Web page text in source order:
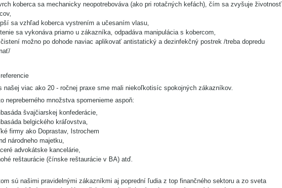
koberca sa mechanicky neopotrebováva (ako pri rotačných kefách), čím sa zvyšuje životnosť
sa vzhľad koberca vystrením a učesaním vlasu,
sa vykonáva priamo u zákazníka, odpadáva manipulácia s kobercom,
možno po dohode naviac aplikovať antistatický a dezinfekčný postrek /treba dopredu
našej viac ako 20 - ročnej praxe sme mali niekoľkotisíc spokojných zákazníkov.
nepreberného množstva spomenieme aspoň:
švajčiarskej konfederácie,
belgického kráľovstva,
firmy ako Doprastav, Istrochem
národneho majetku,
advokátske kancelárie,
reštaurácie (čínske reštaurácie v BA) atď.
sú našimi pravidelnými zákazníkmi aj poprední ľudia z top finančného sektoru a zo sveta